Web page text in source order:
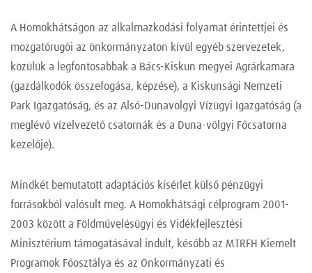
A Homokhátságon az alkalmazkodási folyamat érintettjei és
mozgatórugói az önkormányzaton kívül egyéb szervezetek,
közülük a legfontosabbak a Bács-Kiskun megyei Agrárkamara
(gazdálkodók összefogása, képzése), a Kiskunsági Nemzeti
Park Igazgatóság, és az Alsó-Dunavölgyi Vízügyi Igazgatóság (a
meglévő vízelvezető csatornák és a Duna-völgyi Főcsatorna
kezelője).
Mindkét bemutatott adaptációs kísérlet külső pénzügyi
forrásokból valósult meg. A Homokhátsági célprogram 2001-
2003 között a Földművelésügyi és Vidékfejlesztési
Minisztérium támogatásával indult, később az MTRFH Kiemelt
Programok Főosztálya és az Önkormányzati és